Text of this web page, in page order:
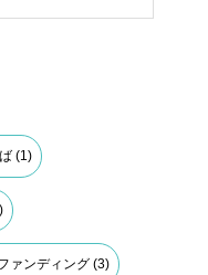
(1)
ァンディング (3)